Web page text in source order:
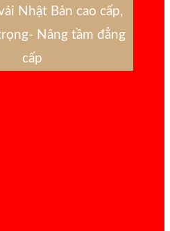
Nhật Bản cao cấp,
Nâng tầm đẳng
cấp